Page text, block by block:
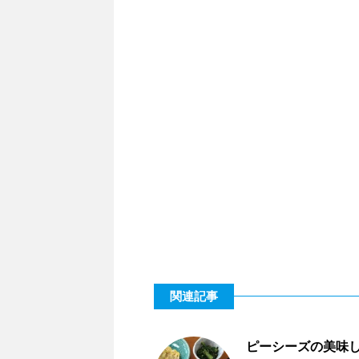
関連記事
ピーシーズの美味